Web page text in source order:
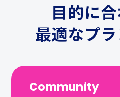
目的に
最適なプ
Community